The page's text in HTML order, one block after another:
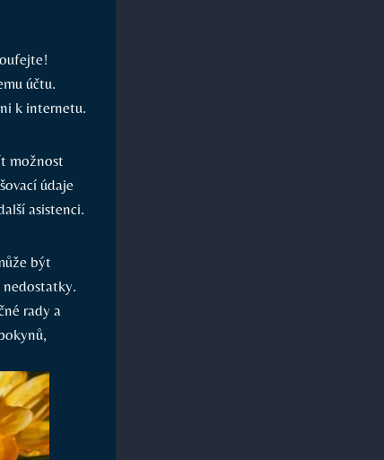
účtu.
k internetu.
možnost
údaje
asistenci.
být
nedostatky.
rady a